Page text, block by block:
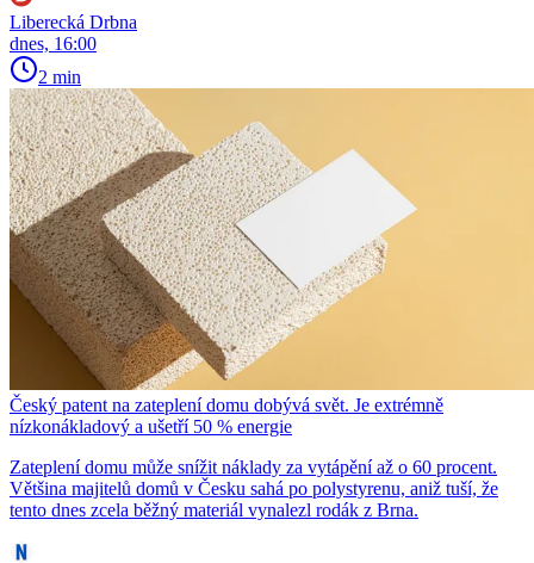
Liberecká Drbna
dnes, 16:00
2 min
Český patent na zateplení domu dobývá svět. Je extrémně
nízkonákladový a ušetří 50 % energie
Zateplení domu může snížit náklady za vytápění až o 60 procent.
Většina majitelů domů v Česku sahá po polystyrenu, aniž tuší, že
tento dnes zcela běžný materiál vynalezl rodák z Brna.